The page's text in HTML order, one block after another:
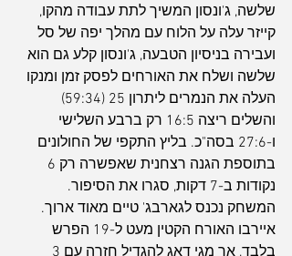
שלשה, ג'ונסון המשיך לתת עבודה מהקו,
קייזר עלה על הלוח עם מהלך יפה של סל
ועבירה בניסיון הטבעה, ג'ונסון קלע גם הוא
שלשה ושלח את האורחים לפסק זמן ומנקו
העלה את הנמרים ליתרון 25 (59:34)
והשלים ריצה 16:5 רק ברבע השלישי
ו-27:6 בסה"כ. בליץ התקפי של החולונים
נקודות ב-7 דקות, סגרו את הסיפור.
המשחק נכנס לגארבג' טיים מאוד ארוך.
איירבו האורח הקטין מעט ל-19 הפרש